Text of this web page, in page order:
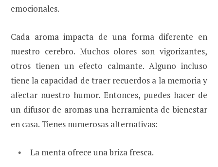
emocionales.
Cada aroma impacta de una forma diferente en
nuestro cerebro. Muchos olores son vigorizantes,
otros tienen un efecto calmante. Alguno incluso
tiene la capacidad de traer recuerdos a la memoria y
afectar nuestro humor. Entonces, puedes hacer de
un difusor de aromas una herramienta de bienestar
en casa. Tienes numerosas alternativas:
La menta ofrece una briza fresca.